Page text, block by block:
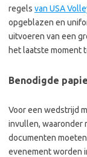
regels van USA
opgeblazen en
uitvoeren van een
het laatste moment
Benodigde
Voor een wedstrijd
invullen, waaronder
documenten
evenement worden